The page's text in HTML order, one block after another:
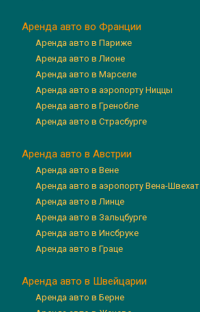
Аренда авто во Франции
Аренда авто в Париже
Аренда авто в Лионе
Аренда авто в Марселе
Аренда авто в аэропорту Ниццы
Аренда авто в Гренобле
Аренда авто в Страсбурге
Аренда авто в Австрии
Аренда авто в Вене
Аренда авто в аэропорту Вена-Швехат
Аренда авто в Линце
Аренда авто в Зальцбурге
Аренда авто в Инсбруке
Аренда авто в Граце
Аренда авто в Швейцарии
Аренда авто в Берне